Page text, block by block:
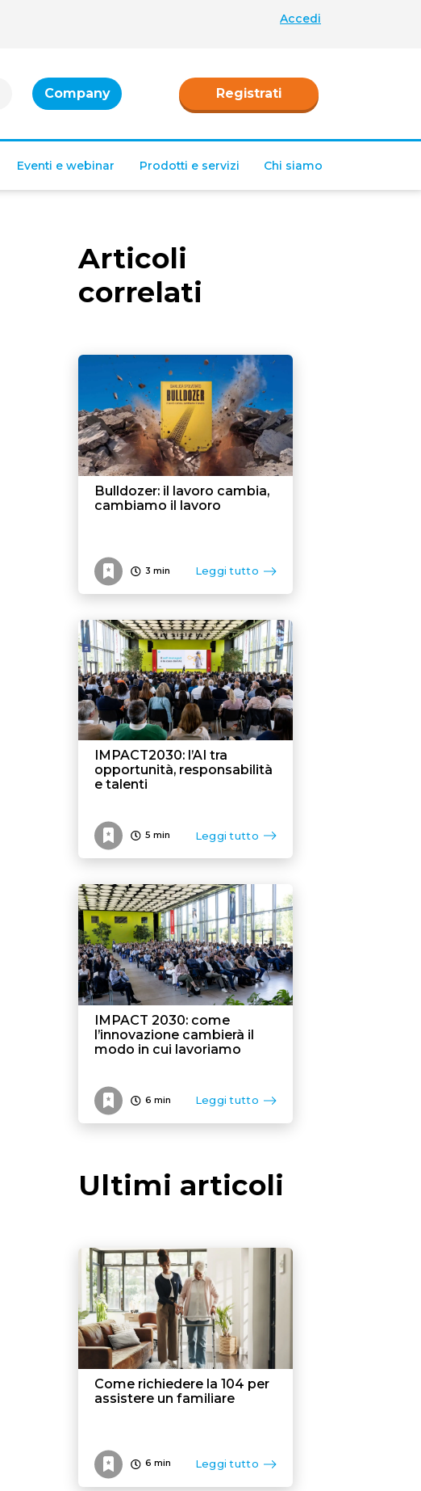
Accedi
Company Registrati
Eventi e webinar Prodotti e servizi Chi siamo
Articoli
correlati
Bulldozer: il lavoro cambia,
cambiamo il lavoro
3 min Leggi tutto
IMPACT2030: l’AI tra
opportunità, responsabilità
e talenti
5 min Leggi tutto
IMPACT 2030: come
l’innovazione cambierà il
modo in cui lavoriamo
6 min Leggi tutto
Ultimi articoli
Come richiedere la 104 per
assistere un familiare
6 min Leggi tutto